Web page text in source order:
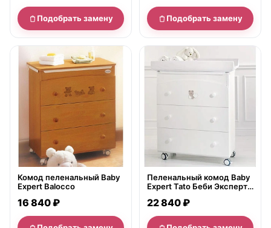
Подобрать замену Подобрать замену
нет в продаже
Комод пеленальный Baby
Expert Balocco
16 840 ₽
нет в продаже
Пеленальный комод Baby
Expert Tato Беби Эксперт
22 840 ₽